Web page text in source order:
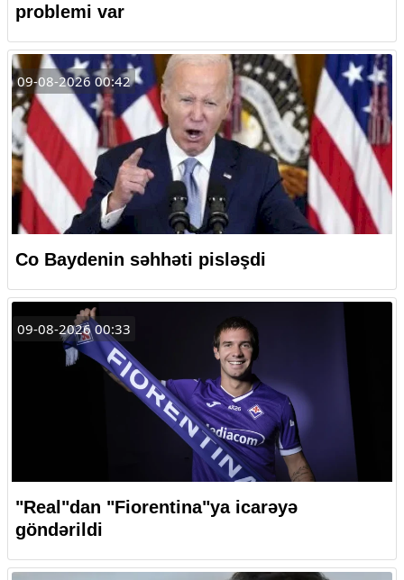
problemi var
09-08-2026 00:42
Co Baydenin səhhəti pisləşdi
09-08-2026 00:33
"Real"dan "Fiorentina"ya icarəyə
göndərildi